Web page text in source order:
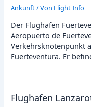
Ankunft/ Von Flight Info
Der Flughafen
Aeropuerto de
Verkehrsknotenpunkt
Fuerteventura. Er
Flughafen